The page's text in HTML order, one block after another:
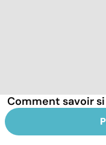
Comment savoir